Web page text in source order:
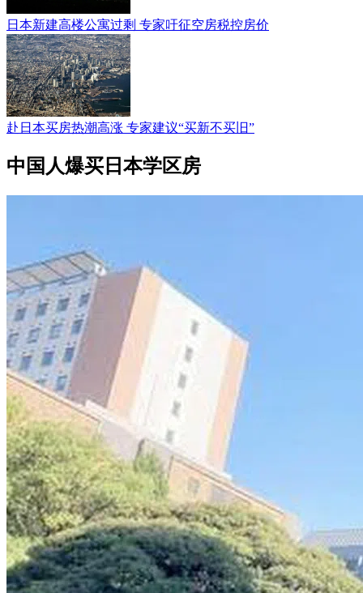
日本新建高楼公寓过剩 专家吁征空房税控房价
赴日本买房热潮高涨 专家建议“买新不买旧”
中国人爆买日本学区房